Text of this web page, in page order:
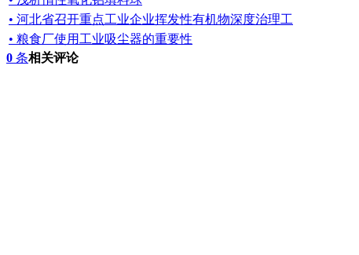
• 河北省召开重点工业企业挥发性有机物深度治理工
• 粮食厂使用工业吸尘器的重要性
0 条相关评论